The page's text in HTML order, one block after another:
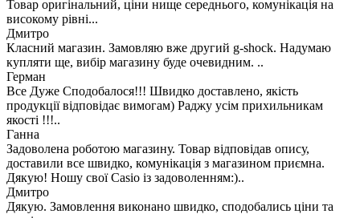
Товар оригінальний, ціни нище середнього, комунікація на
високому рівні...
Дмитро
Класний магазин. Замовляю вже другий g-shock. Надумаю
купляти ще, вибір магазину буде очевидним. ..
Герман
Все Дуже Сподобалося!!! Швидко доставлено, якість
продукції відповідає вимогам) Раджу усім прихильникам
якості !!!..
Ганна
Задоволена роботою магазину. Товар відповідав опису,
доставили все швидко, комунікація з магазином приємна.
Дякую! Ношу свої Casio із задоволенням:)..
Дмитро
Дякую. Замовлення виконано швидко, сподобались ціни та